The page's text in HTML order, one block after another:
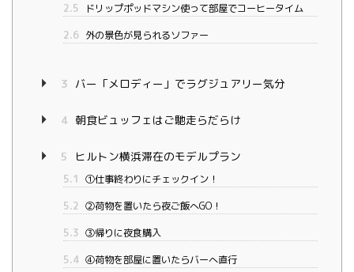
2.5
ドリップポッドマシン使って部屋でコーヒータイム
2.6 外の景色が見られるソファー
3 バー「メロディー」でラグジュアリー気分
4 朝食ビュッフェはご馳走らだらけ
5 ヒルトン横浜滞在のモデルプラン
5.1 ①仕事終わりにチェックイン！
5.2 ②荷物を置いたら夜ご飯へGO！
5.3 ③帰りに夜食購入
5.4 ④荷物を部屋に置いたらバーへ直行